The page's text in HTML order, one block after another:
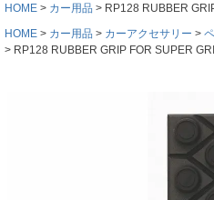
HOME カー用品
RP128 RUBBER
HOME
カー用品 カーアクセサリー
RP128 RUBBER GRIP FOR SUPER